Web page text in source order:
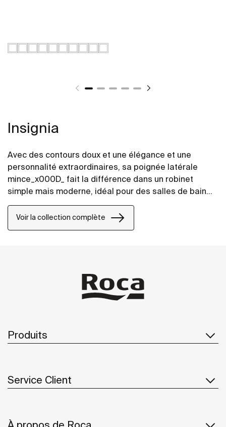
Insignia
Avec des contours doux et une élégance et une
personnalité extraordinaires, sa poignée latérale
mince_x000D_ fait la différence dans un robinet
simple mais moderne, idéal pour des salles de bains
Voir la collection complète
Produits
Service Client